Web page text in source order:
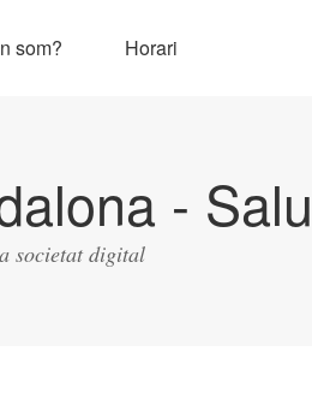
som? Horari
-
societat digital